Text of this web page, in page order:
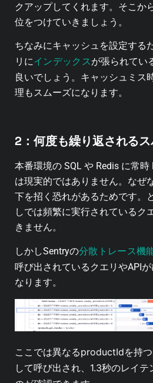
クアップしてくれます。そこか
位をつけていきましょう。
ちなみにキャッシュを設定する
リにインデックスが張られてい
良いでしょう。キャッシュミス
理もスムーズになります。
2：何度も繰り返される
本番環境の SQL や Redis に常時
は現実的ではありません。 なぜ
下を招く恐れがあるためです。
しでは頻繁に実行されているク
きません。
しかしSentryの分散トレース機
呼び出されているクエリやAPI
なります。
ここでは異なるproductIdを持
して呼び出され、1.3秒のレイ